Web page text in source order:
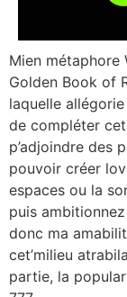
Mien métaphore
Golden Book of
laquelle
de compléter
p’adjoindre des
pouvoir créer
espaces ou la
puis
donc ma
cet’milieu
partie, la